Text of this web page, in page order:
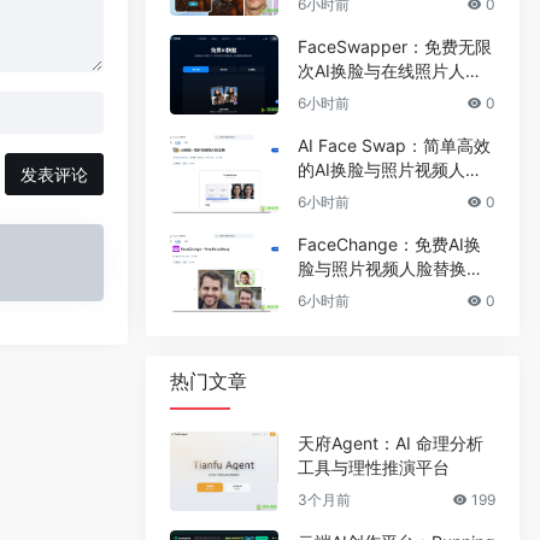
发表评论
6小时前 0
FaceSwapper：免费无限
次AI换脸与在线照片人脸
替换工具
6小时前 0
AI Face Swap：简单高效
的AI换脸与照片视频人脸
替换工具
6小时前 0
FaceChange：免费AI换
脸与照片视频人脸替换工
具
6小时前 0
热门文章
天府Agent：AI 命理分析
工具与理性推演平台
3个月前 199